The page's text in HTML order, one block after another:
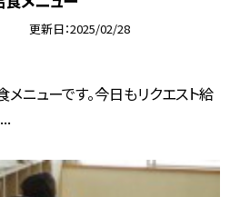
更新日 2025/02/28
メニューです。今日もリクエスト給